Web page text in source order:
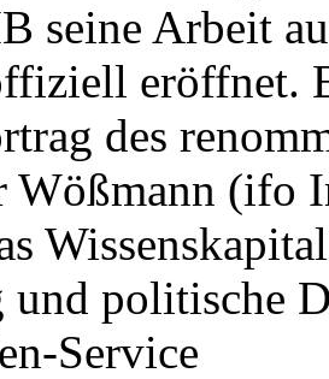
seine Arbeit
eröffnet.
des
Wößmann (ifo
und politische
Service